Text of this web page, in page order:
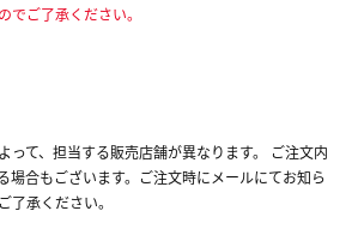
でご了承ください。
って、担当する販売店舗が異なります。 ご注文内
場合もございます。ご注文時にメールにてお知ら
了承ください。